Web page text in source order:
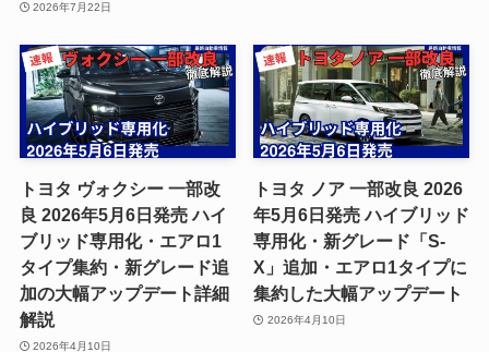
2026年7月22日
トヨタ ヴォクシー 一部改
良 2026年5月6日発売 ハイ
ブリッド専用化・エアロ1
タイプ集約・新グレード追
加の大幅アップデート詳細
解説
2026年4月10日
トヨタ ノア 一部改良 2026
年5月6日発売 ハイブリッド
専用化・新グレード「S-
X」追加・エアロ1タイプに
集約した大幅アップデート
2026年4月10日